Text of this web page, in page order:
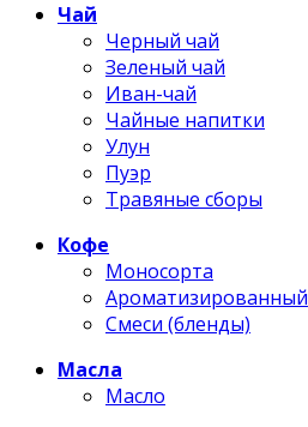
Чай
Черный чай
Зеленый чай
Иван-чай
Чайные напитки
Улун
Пуэр
Травяные сборы
Кофе
Моносорта
Ароматизированный
Смеси (бленды)
Масла
Масло